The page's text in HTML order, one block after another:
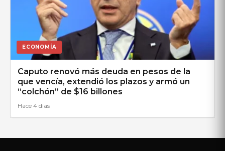
ECONOMÍA
Caputo renovó más deuda en pesos de la
que vencía, extendió los plazos y armó un
“colchón” de $16 billones
Hace 4 dias